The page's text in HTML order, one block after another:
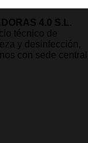
4.0 S.L.
técnico de
y desinfección,
con sede central